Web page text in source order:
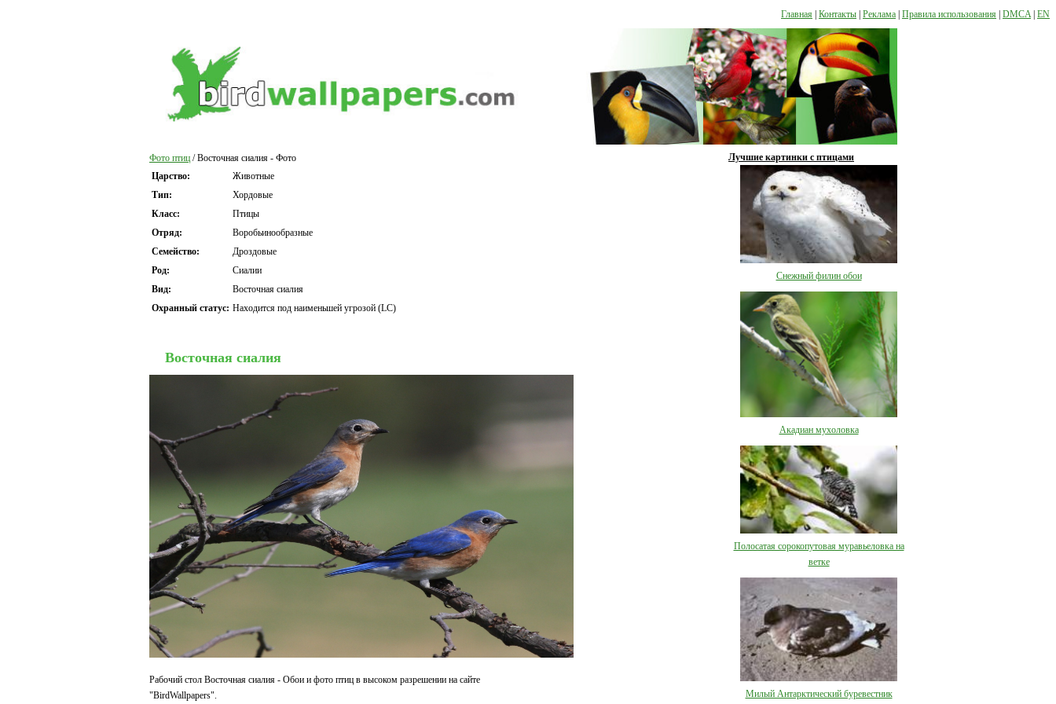
Главная Контакты Реклама Правила использования DMCA EN
Фото птиц / Восточная сиалия - Фото
Царство:
Животные
Тип:
Хордовые
Класс:
Птицы
Отряд:
Воробьинообразные
Семейство:
Дроздовые
Род:
Сиалии
Вид:
Восточная сиалия
Охранный статус: Находится под наименьшей угрозой (LC)
Восточная сиалия
Рабочий стол Восточная сиалия - Обои и фото птиц в высоком разрешении на сайте
"BirdWallpapers".
Лучшие картинки с птицами
Снежный филин обои
Акадиан мухоловка
Полосатая сорокопутовая муравьеловка на
ветке
Милый Антарктический буревестник